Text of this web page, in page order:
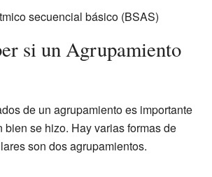
secuencial básico (BSAS)
si un Agrupamiento
de un agrupamiento es importante
bien se hizo. Hay varias formas de
son dos agrupamientos.